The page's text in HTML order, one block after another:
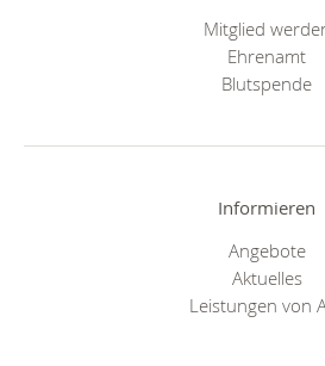
Mitglied
Ehrenamt
Blutspende
Informieren
Angebote
Aktuelles
Leistungen von